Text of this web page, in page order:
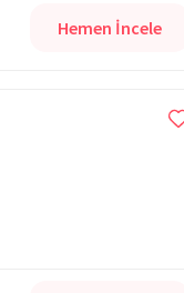
Hemen İncele